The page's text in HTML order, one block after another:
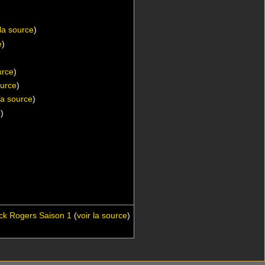
source)
)
)
)
source)
)
Rogers Saison 1 (voir la source)